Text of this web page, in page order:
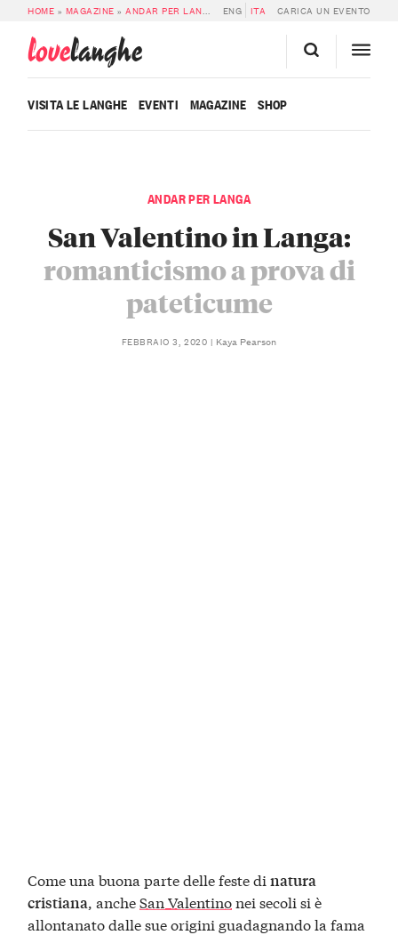
HOME » MAGAZINE »ANDAR PER LANGA »SAN VALENTINO IN LANGA:
ENG ITA CARICA UN EVENTO
lovelanghe
VISITA LE LANGHE EVENTI MAGAZINE SHOP
ANDAR PER LANGA
San Valentino in Langa:
romanticismo a prova di
pateticume
FEBBRAIO 3, 2020 Kaya Pearson
Come una buona parte delle feste dinatura
cristiana, ancheSan Valentinonei secoli si è
allontanato dalle sue origini guadagnando la fama